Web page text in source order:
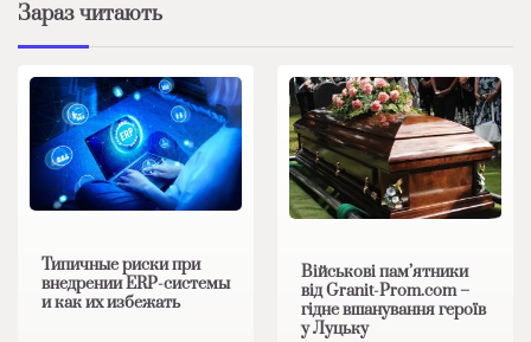
Зараз читають
Типичные риски при
внедрении ERP-системы
и как их избежать
Військові пам’ятники
від Granit-Prom.com –
гідне вшанування героїв
у Луцьку